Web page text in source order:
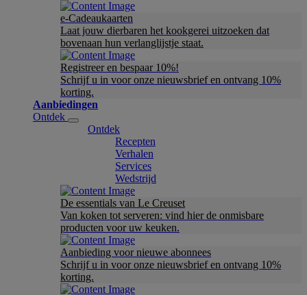
e-Cadeaukaarten
Laat jouw dierbaren het kookgerei uitzoeken dat
bovenaan hun verlanglijstje staat.
Registreer en bespaar 10%!
Schrijf u in voor onze nieuwsbrief en ontvang 10%
korting.
Aanbiedingen
Ontdek
Ontdek
Recepten
Verhalen
Services
Wedstrijd
De essentials van Le Creuset
Van koken tot serveren: vind hier de onmisbare
producten voor uw keuken.
Aanbieding voor nieuwe abonnees
Schrijf u in voor onze nieuwsbrief en ontvang 10%
korting.